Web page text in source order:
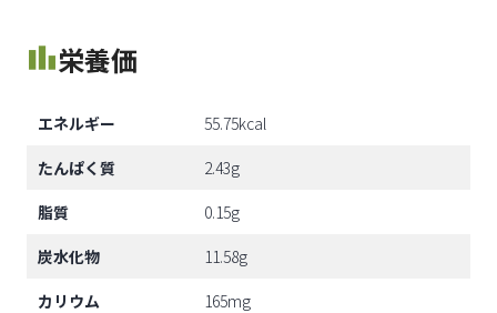
栄養価
エネルギー
55.75kcal
たんぱく質
2.43g
脂質
0.15g
炭水化物
11.58g
カリウム
165mg